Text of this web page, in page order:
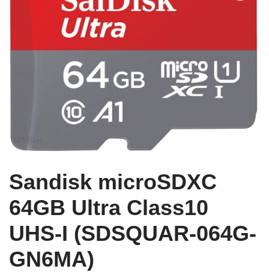
Sandisk microSDXC
64GB Ultra Class10
UHS-I (SDSQUAR-064G-
GN6MA)